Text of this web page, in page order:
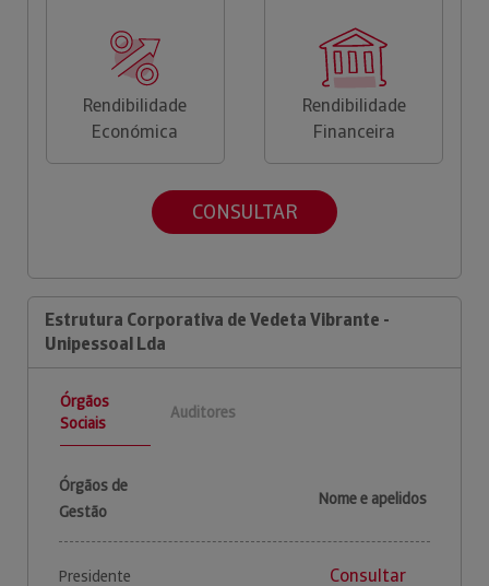
Rendibilidade
Económica
Rendibilidade
Financeira
CONSULTAR
Estrutura Corporativa de Vedeta Vibrante -
Unipessoal Lda
Órgãos
Sociais
Auditores
Órgãos de
Gestão
Nome e apelidos
Presidente Consultar